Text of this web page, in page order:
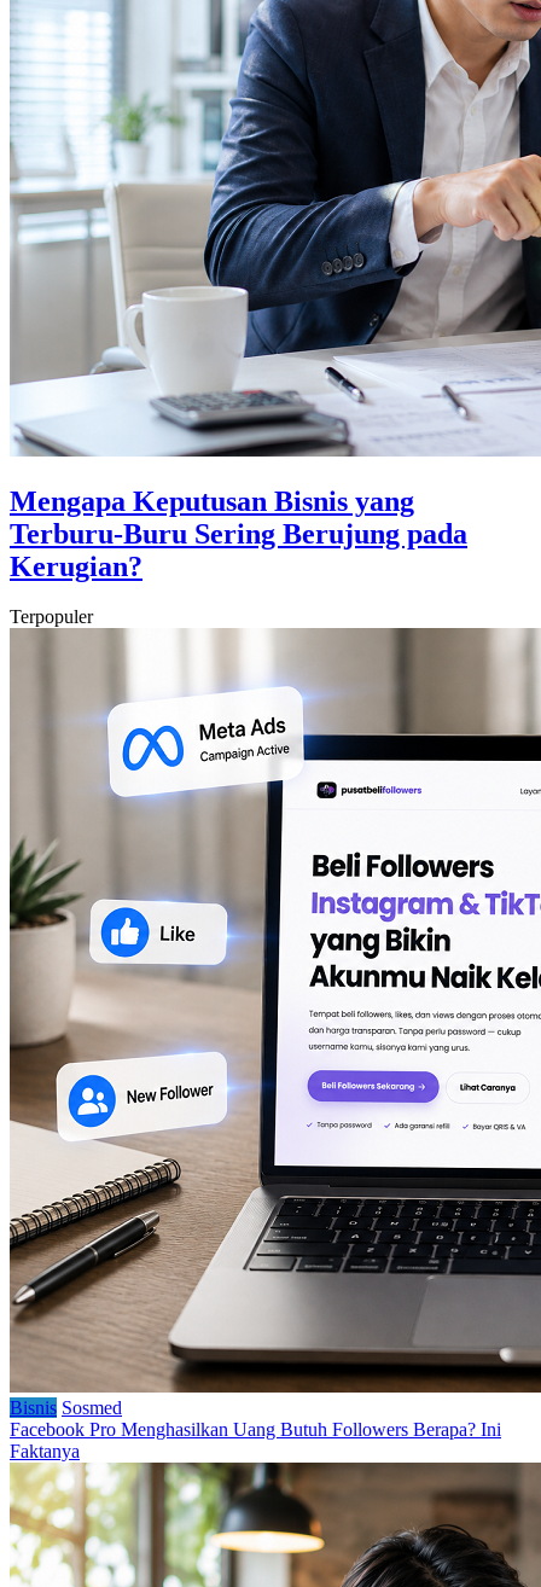
Mengapa Keputusan Bisnis yang
Terburu-Buru Sering Berujung pada
Kerugian?
Terpopuler
Bisnis Sosmed
Facebook Pro Menghasilkan Uang Butuh Followers Berapa? Ini
Faktanya